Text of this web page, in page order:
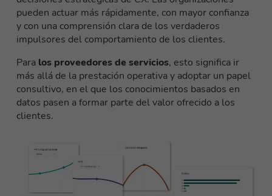
pueden actuar más rápidamente, con mayor confianza
y con una comprensión clara de los verdaderos
impulsores del comportamiento de los clientes.
Para los proveedores de servicios, esto significa ir
más allá de la prestación operativa y adoptar un papel
consultivo, en el que los conocimientos basados en
datos pasen a formar parte del valor ofrecido a los
clientes.